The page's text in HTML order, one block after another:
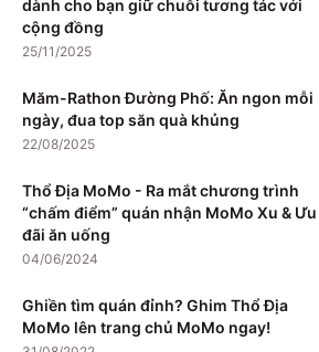
dành cho bạn giữ chuỗi tương tác với
cộng đồng
25/11/2025
Măm-Rathon Đường Phố: Ăn ngon mỗi
ngày, đua top săn quà khủng
22/08/2025
Thổ Địa MoMo - Ra mắt chương trình
“chấm điểm” quán nhận MoMo Xu & Ưu
đãi ăn uống
04/06/2024
Ghiền tìm quán đỉnh? Ghim Thổ Địa
MoMo lên trang chủ MoMo ngay!